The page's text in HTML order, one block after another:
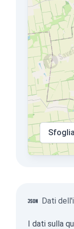
Dati
I dati sulla